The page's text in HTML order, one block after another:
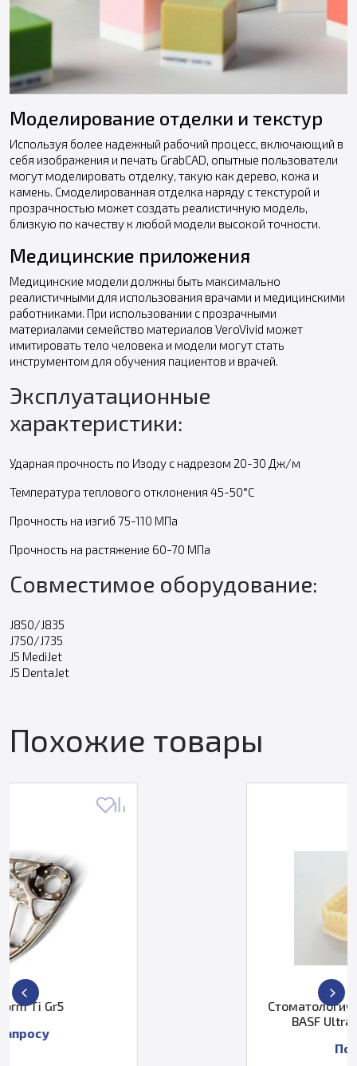
Моделирование отделки и текстур
Используя более надежный рабочий процесс, включающий в
себя изображения и печать GrabCAD, опытные пользователи
могут моделировать отделку, такую как дерево, кожа и
камень. Смоделированная отделка наряду с текстурой и
прозрачностью может создать реалистичную модель,
близкую по качеству к любой модели высокой точности.
Медицинские приложения
Медицинские модели должны быть максимально
реалистичными для использования врачами и медицинскими
работниками. При использовании с прозрачными
материалами семейство материалов VeroVivid может
имитировать тело человека и модели могут стать
инструментом для обучения пациентов и врачей.
Эксплуатационные
характеристики:
Ударная прочность по Изоду с надрезом 20-30 Дж/м
Температура теплового отклонения 45-50°C
Прочность на изгиб 75-110 МПа
Прочность на растяжение 60-70 МПа
Совместимое оборудование:
J850/J835
J750/J735
J5 MediJet
J5 DentaJet
Похожие товары
Стоматологический фотополимер
BASF Ultracur3D DMD 1005